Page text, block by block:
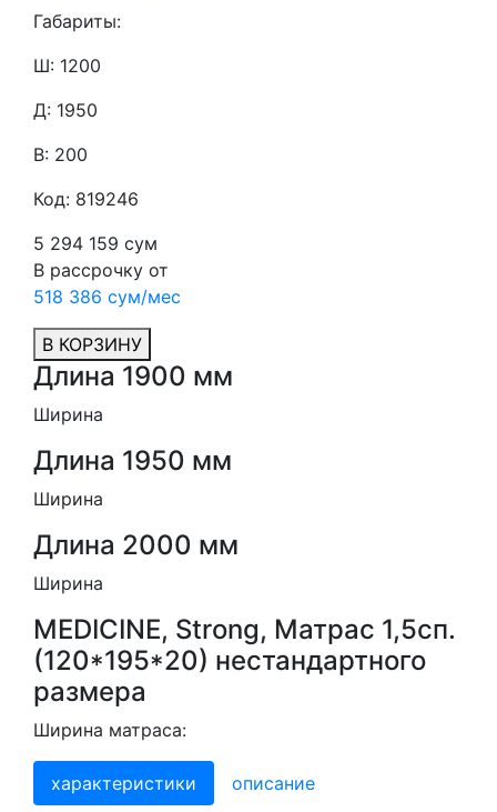
Габариты:
Ш: 1200
Д: 1950
В: 200
Код: 819246
5 294 159 сум
В рассрочку от
518 386 сум/мес
В КОРЗИНУ
Длина 1900 мм
Ширина
Длина 1950 мм
Ширина
Длина 2000 мм
Ширина
MEDICINE, Strong, Матрас 1,5сп.
(120*195*20) нестандартного
размера
Ширина матраса:
характеристики описание